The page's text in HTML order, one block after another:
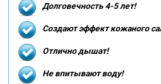
Долговечность 4-5 лет!
Создают эффект кожаного
Отлично дышат!
Не впитывают воду!